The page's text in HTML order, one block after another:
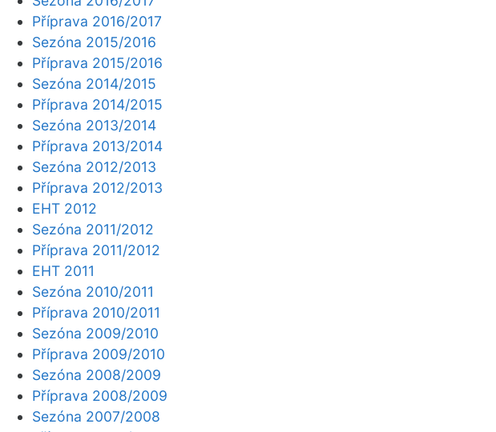
Příprava 2016/2017
Sezóna 2015/2016
Příprava 2015/2016
Sezóna 2014/2015
Příprava 2014/2015
Sezóna 2013/2014
Příprava 2013/2014
Sezóna 2012/2013
Příprava 2012/2013
EHT 2012
Sezóna 2011/2012
Příprava 2011/2012
EHT 2011
Sezóna 2010/2011
Příprava 2010/2011
Sezóna 2009/2010
Příprava 2009/2010
Sezóna 2008/2009
Příprava 2008/2009
Sezóna 2007/2008